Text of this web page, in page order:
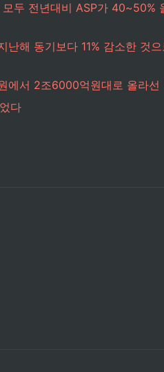
두 전년대비 ASP가 40~50%
해 동기보다 11% 감소한 것
에서 2조6000억원대로 올라선
다